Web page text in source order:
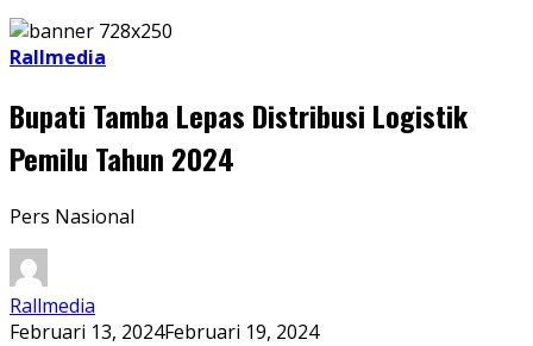
Rallmedia
Bupati Tamba Lepas Distribusi Logistik
Pemilu Tahun 2024
Pers Nasional
Rallmedia
Februari 13, 2024Februari 19, 2024